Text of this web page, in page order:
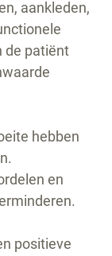
aankleden,
de patiënt
hebben
en
positieve